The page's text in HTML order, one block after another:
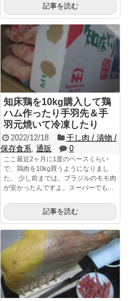
記事を読む
知床鶏を10kg購入して鶏
ハム作ったり手羽先＆手
羽元焼いて冷凍したり
2022/12/18
干し肉 / 漬物 /
保存食系 通販 0
ここ最近2ヶ月に1度のペースくらい
で、鶏肉を10kg買うようになりまし
た。 少し前までは、ブラジルのモモ肉
が安かったんですよ。スーパーでも...
記事を読む